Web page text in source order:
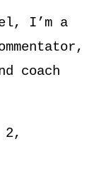
I’m a
coach
2,